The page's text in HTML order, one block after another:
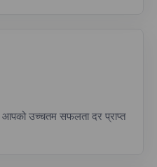
आपको उच्चतम सफलता दर प्राप्त